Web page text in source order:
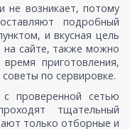
не возникает, потому
подробный
и вкусная цель
на сайте, также можно
приготовления,
по сервировке.
с проверенной сетью
тщательный
только отборные и